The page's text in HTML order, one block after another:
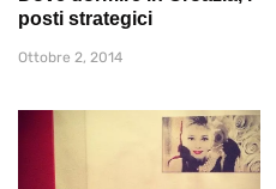
posti strategici
Ottobre 2, 2014